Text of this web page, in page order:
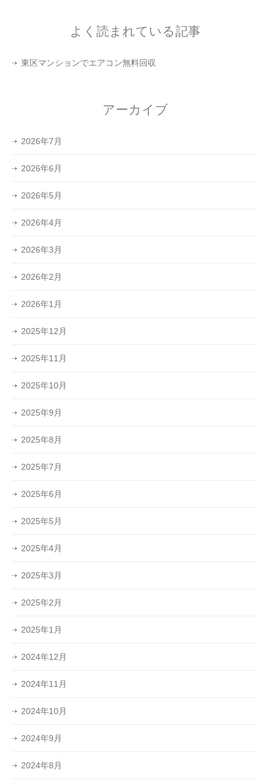
よく読まれている記事
東区マンションでエアコン無料回収
アーカイブ
2026年7月
2026年6月
2026年5月
2026年4月
2026年3月
2026年2月
2026年1月
2025年12月
2025年11月
2025年10月
2025年9月
2025年8月
2025年7月
2025年6月
2025年5月
2025年4月
2025年3月
2025年2月
2025年1月
2024年12月
2024年11月
2024年10月
2024年9月
2024年8月